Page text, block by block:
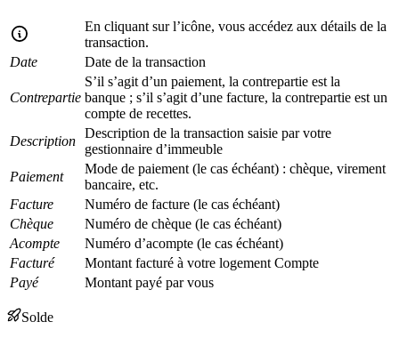
En cliquant sur l’icône, vous accédez aux détails de la
transaction.
Date
Date de la transaction
Contrepartie
S’il s’agit d’un paiement, la contrepartie est la
banque ; s’il s’agit d’une facture, la contrepartie est un
compte de recettes.
Description
Description de la transaction saisie par votre
gestionnaire d’immeuble
Paiement
Mode de paiement (le cas échéant) : chèque, virement
bancaire, etc.
Facture
Numéro de facture (le cas échéant)
Chèque
Numéro de chèque (le cas échéant)
Acompte
Numéro d’acompte (le cas échéant)
Facturé
Montant facturé à votre logement Compte
Payé
Montant payé par vous
Solde